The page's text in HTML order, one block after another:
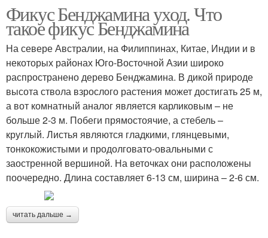
Фикус Бенджамина уход. Что
такое фикус Бенджамина
На севере Австралии, на Филиппинах, Китае, Индии и в
некоторых районах Юго-Восточной Азии широко
распространено дерево Бенджамина. В дикой природе
высота ствола взрослого растения может достигать 25 м,
а вот комнатный аналог является карликовым – не
больше 2-3 м. Побеги прямостоячие, а стебель –
круглый. Листья являются гладкими, глянцевыми,
тонкокожистыми и продолговато-овальными с
заостренной вершиной. На веточках они расположены
поочередно. Длина составляет 6-13 см, ширина – 2-6 см.
читать дальше →